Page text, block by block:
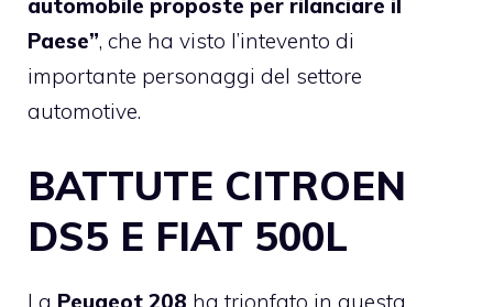
automobile proposte per rilanciare il
Paese”, che ha visto l’intevento di
importante personaggi del settore
automotive.
BATTUTE CITROEN
DS5 E FIAT 500L
La Peugeot 208 ha trionfato in questa